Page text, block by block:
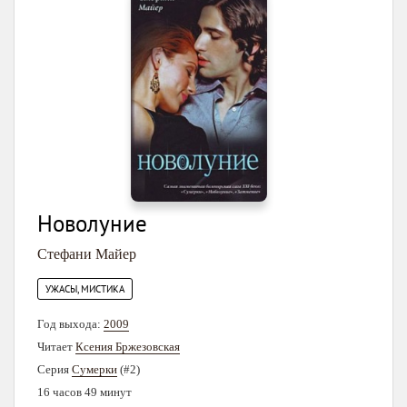
Новолуние
Стефани Майер
УЖАСЫ, МИСТИКА
Год выхода: 2009
Читает Ксения Бржезовская
Серия Сумерки (#2)
16 часов 49 минут